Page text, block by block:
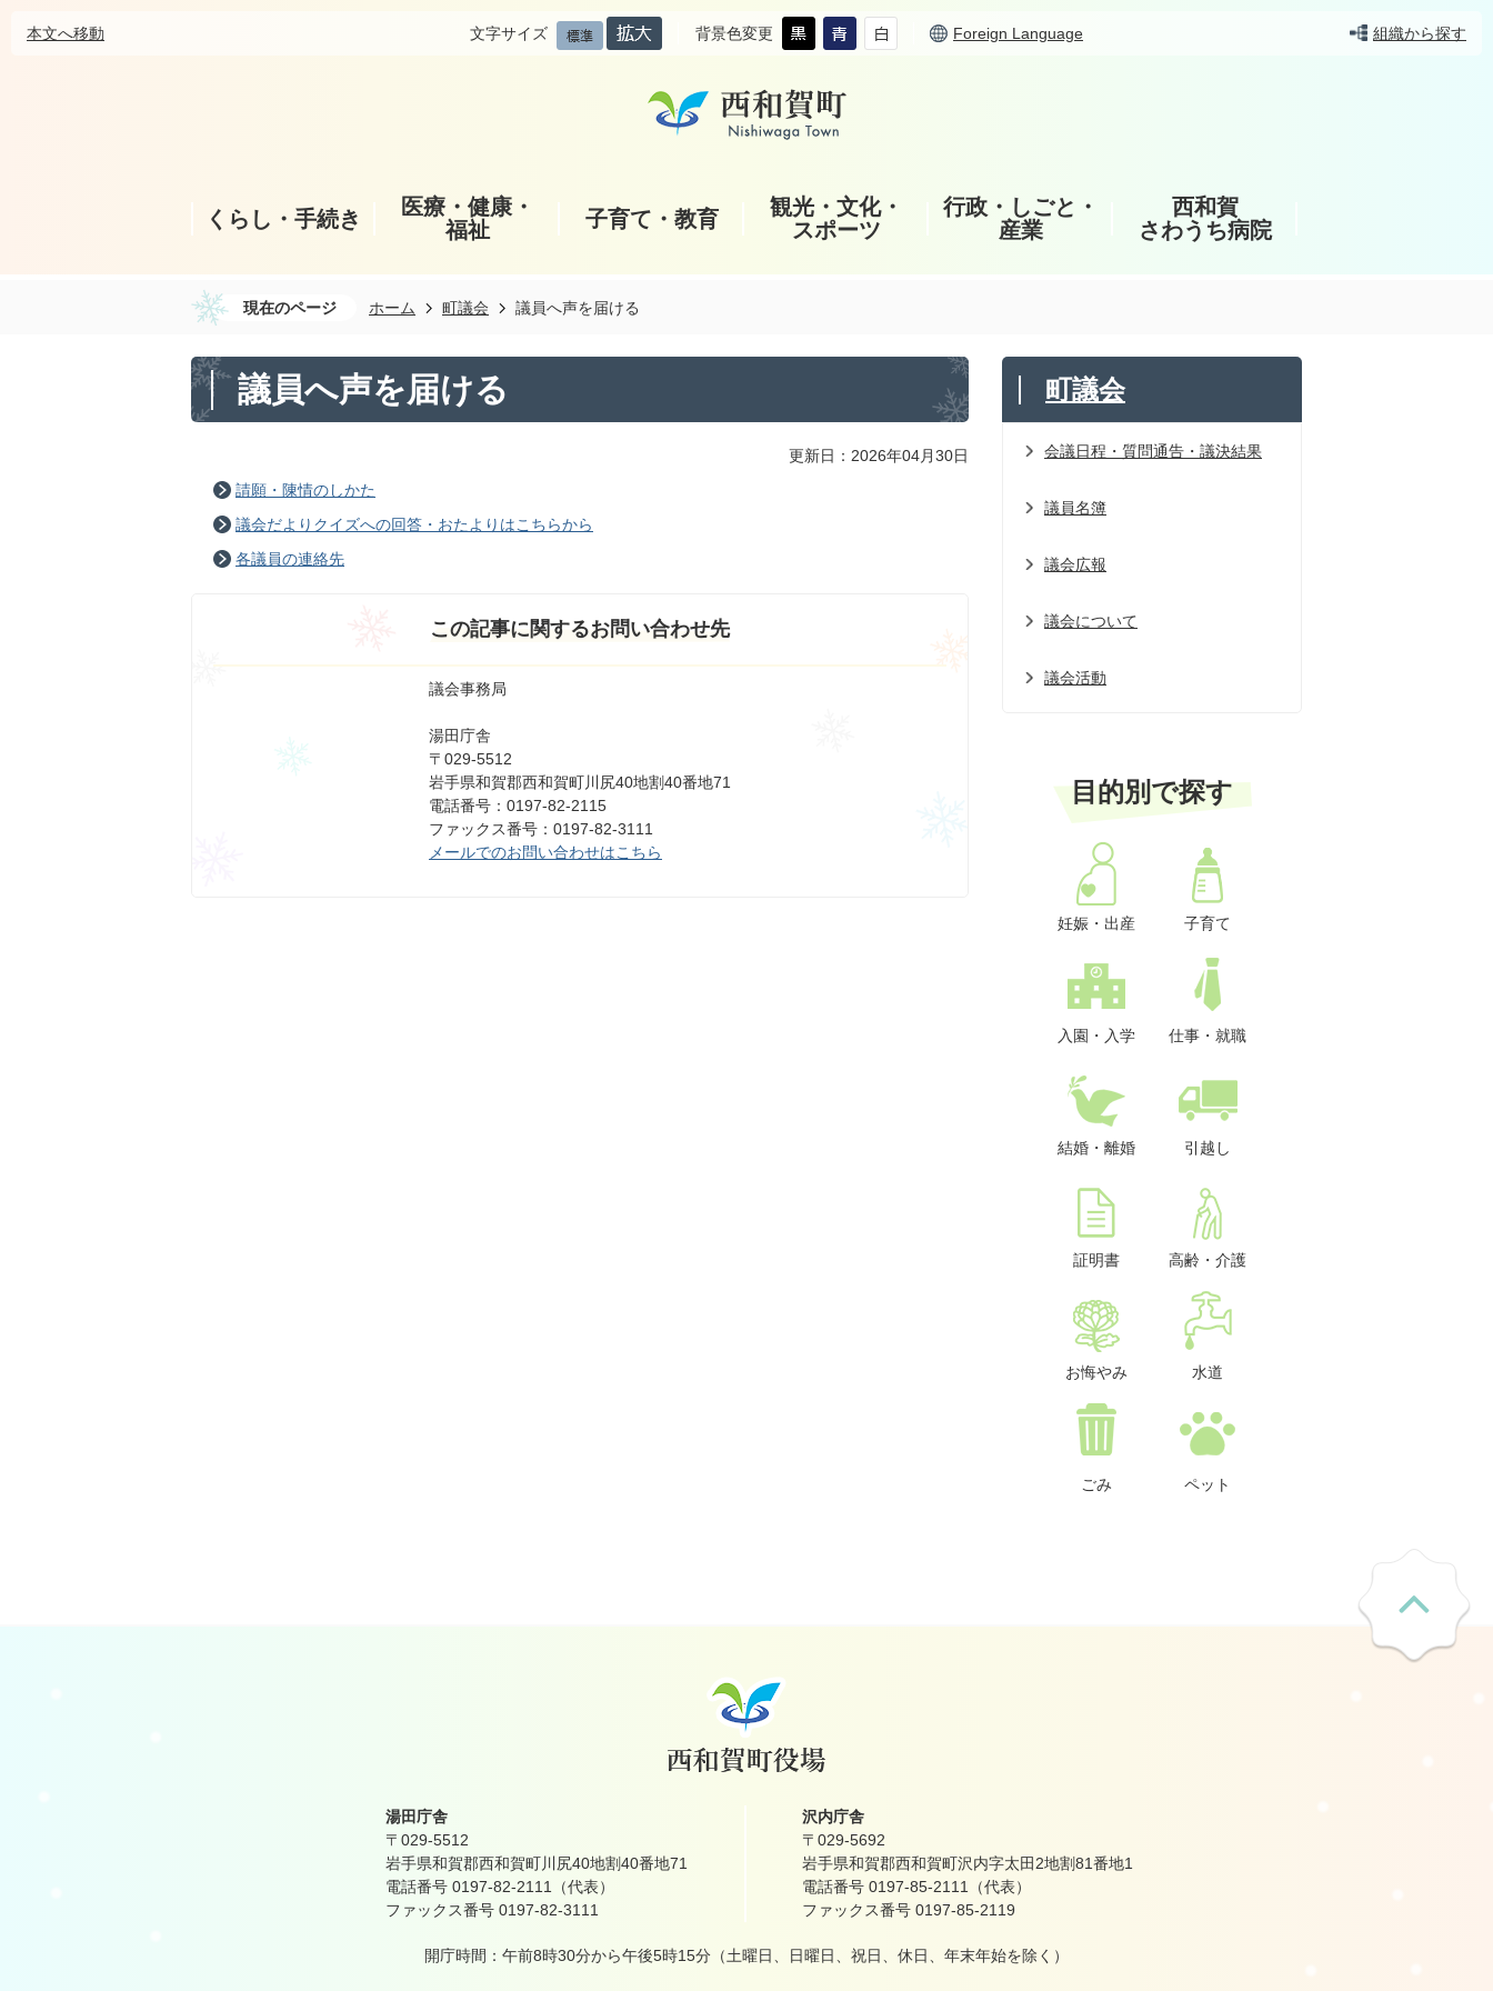
本文へ移動 文字サイズ 背景色変更 Foreign Language 組織から探す
くらし・手続き
医療・健康・
福祉
子育て・教育
観光・文化・
スポーツ
行政・しごと・
産業
西和賀
さわうち病院
現在のページ ホーム 町議会 議員へ声を届ける
議員へ声を届ける
更新日：2026年04月30日
請願・陳情のしかた
議会だよりクイズへの回答・おたよりはこちらから
各議員の連絡先
この記事に関するお問い合わせ先
議会事務局
湯田庁舎
〒029-5512
岩手県和賀郡西和賀町川尻40地割40番地71
電話番号：0197-82-2115
ファックス番号：0197-82-3111
メールでのお問い合わせはこちら
町議会
会議日程・質問通告・議決結果
議員名簿
議会広報
議会について
議会活動
目的別で探す
妊娠・出産 子育て
入園・入学 仕事・就職
結婚・離婚 引越し
証明書 高齢・介護
お悔やみ 水道
ごみ ペット
湯田庁舎
〒029-5512
岩手県和賀郡西和賀町川尻40地割40番地71
電話番号 0197-82-2111（代表）
ファックス番号 0197-82-3111
沢内庁舎
〒029-5692
岩手県和賀郡西和賀町沢内字太田2地割81番地1
電話番号 0197-85-2111（代表）
ファックス番号 0197-85-2119
開庁時間：午前8時30分から午後5時15分 （土曜日、日曜日、祝日、休日、年末年始を除く）